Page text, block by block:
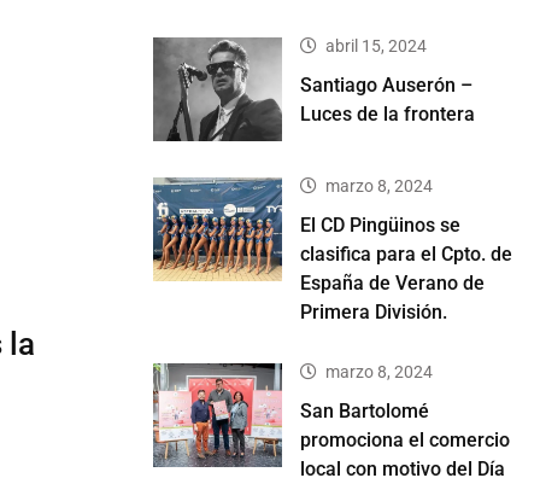
la
abril 15, 2024
Santiago Auserón –
Luces de la frontera
marzo 8, 2024
El CD Pingüinos se
clasifica para el Cpto. de
España de Verano de
Primera División.
marzo 8, 2024
San Bartolomé
promociona el comercio
local con motivo del Día